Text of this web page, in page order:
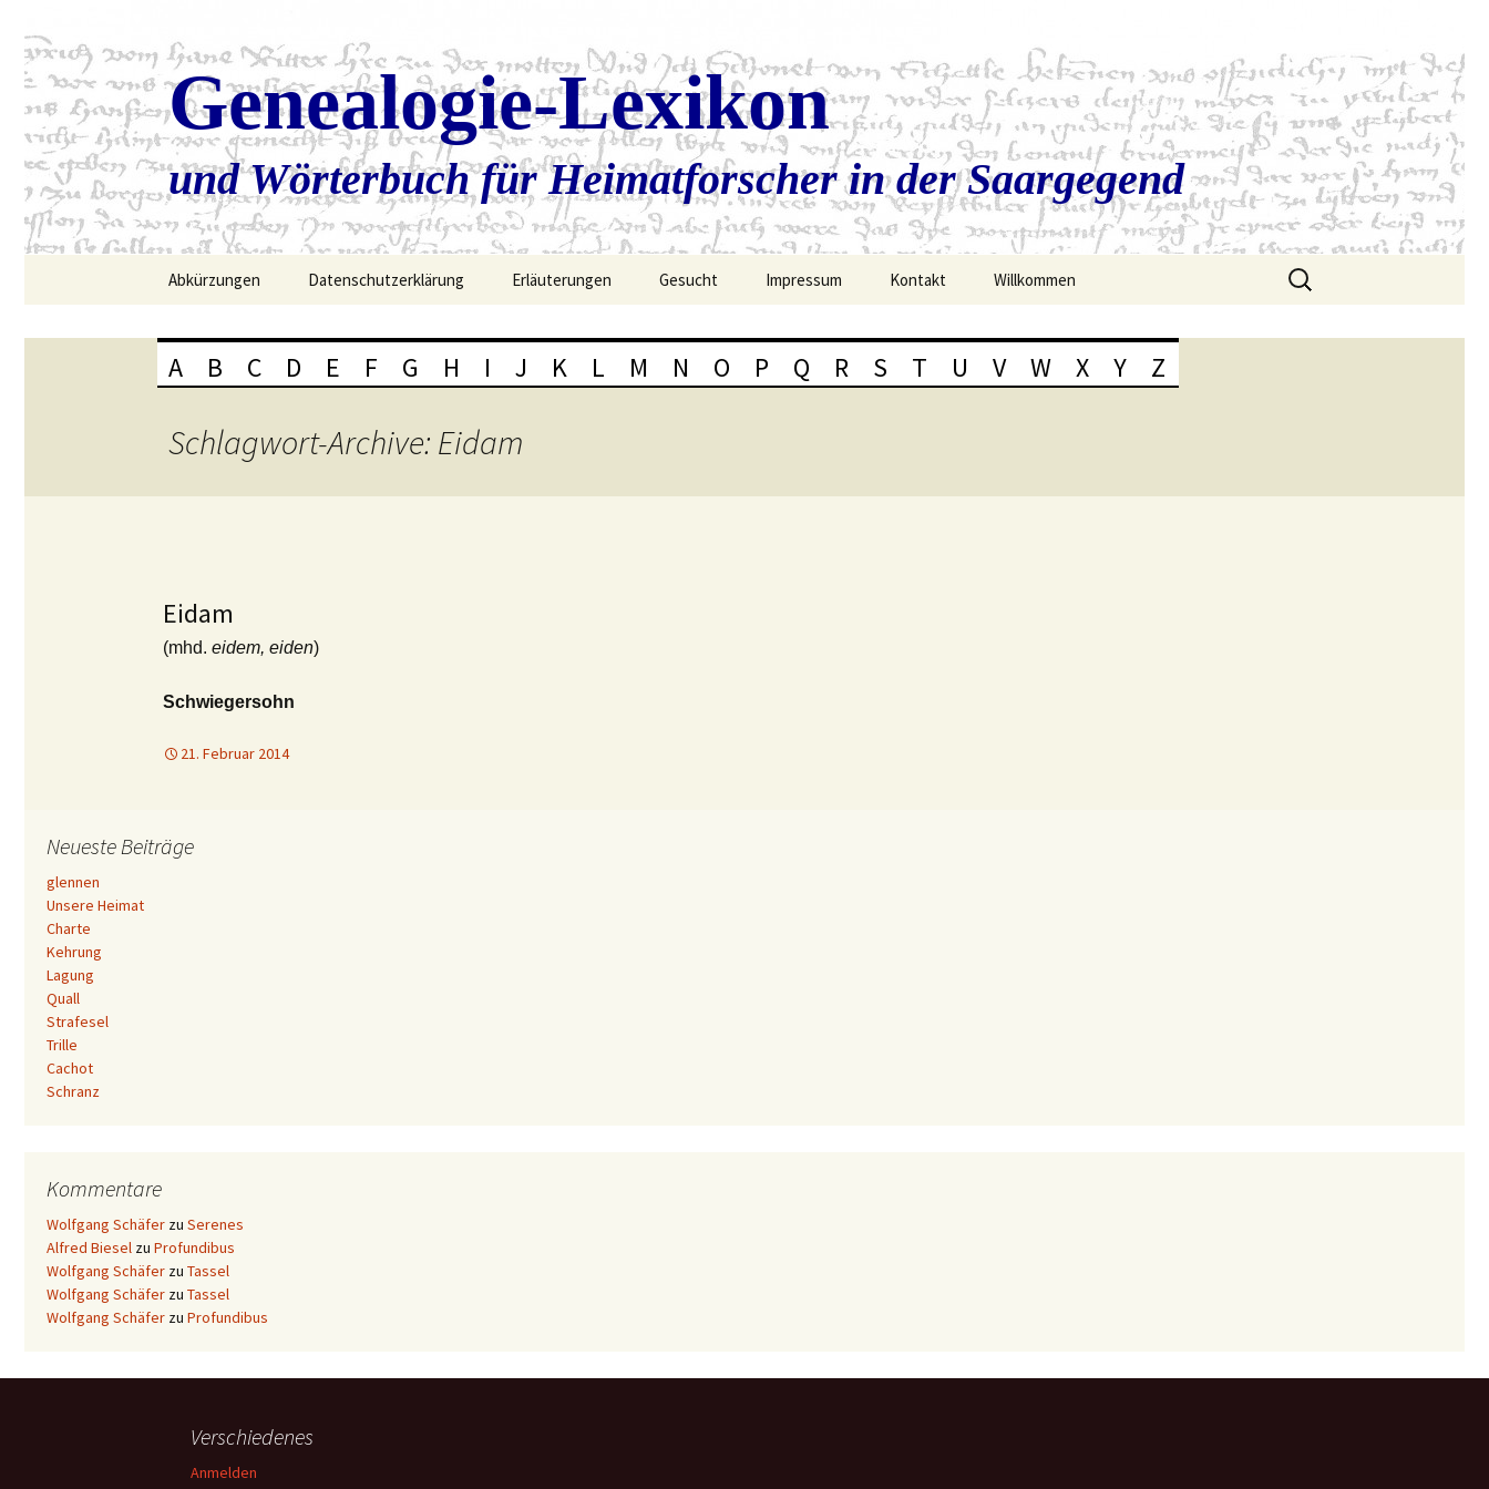
Genealogie-Lexikon
und Wörterbuch für Heimatforscher in der Saargegend
Abkürzungen Datenschutzerklärung Erläuterungen Gesucht Impressum Kontakt Willkommen
Suchen
nach:
A B C D E F G H I J K L M N O P Q R S T U V W X Y Z
Schlagwort-Archive: Eidam
Eidam
(mhd. eidem, eiden)
Schwiegersohn
21. Februar 2014
Neueste Beiträge
glennen
Unsere Heimat
Charte
Kehrung
Lagung
Quall
Strafesel
Trille
Cachot
Schranz
Kommentare
Wolfgang Schäfer zu Serenes
Alfred Biesel zu Profundibus
Wolfgang Schäfer zu Tassel
Wolfgang Schäfer zu Tassel
Wolfgang Schäfer zu Profundibus
Verschiedenes
Anmelden